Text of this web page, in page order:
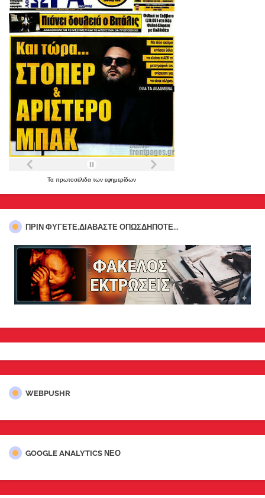
Τα πρωτοσέλιδα των εφημερίδων
ΠΡΊΝ ΦΎΓΕΤΕ,ΔΙΑΒΆΣΤΕ ΟΠΩΣΔΉΠΟΤΕ...
WEBPUSHR
GOOGLE ANALYTICS ΝΕΟ